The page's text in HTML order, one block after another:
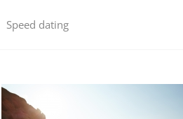
Speed dating